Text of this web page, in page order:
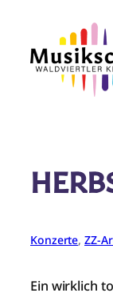
springen
Konzerte, ZZ-
Ein wirklich